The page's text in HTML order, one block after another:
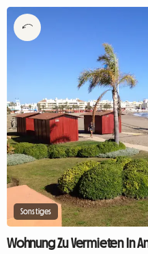
Sonstiges
Wohnung Zu Vermieten In